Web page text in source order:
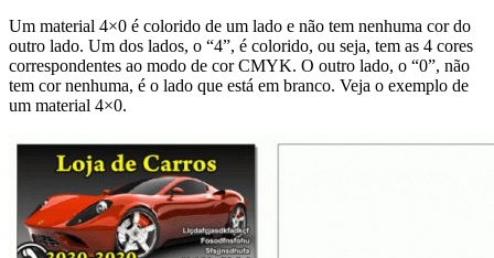
Um material 4×0 é colorido de um lado e não tem nenhuma cor do
outro lado. Um dos lados, o “4”, é colorido, ou seja, tem as 4 cores
correspondentes ao modo de cor CMYK. O outro lado, o “0”, não
tem cor nenhuma, é o lado que está em branco. Veja o exemplo de
um material 4×0.